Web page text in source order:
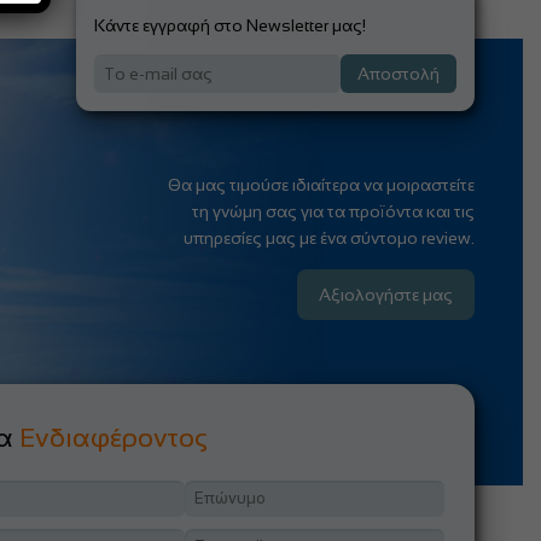
Κάντε εγγραφή στο Newsletter μας!
Αποστολή
Θα μας τιμούσε ιδιαίτερα να μοιραστείτε
τη γνώμη σας για τα προϊόντα και τις
υπηρεσίες μας με ένα σύντομο review.
Αξιολογήστε μας
Ενδιαφέροντος